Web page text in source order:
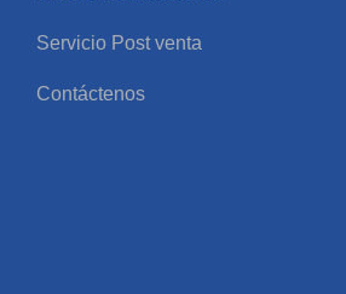
Servicio Post venta
Contáctenos